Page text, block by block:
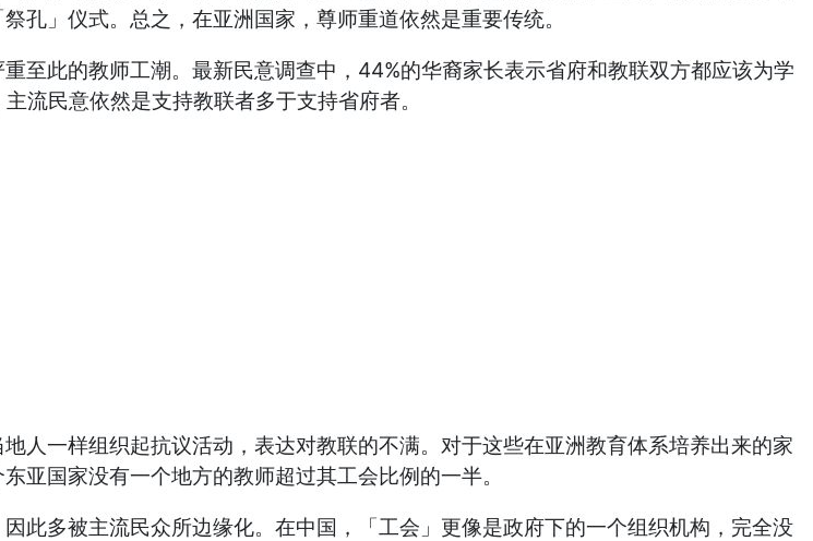
孔」仪式。总之，在亚洲国家，尊师重道依然是重要传统。
此的教师工潮。最新民意调查中，44%的华裔家长表示省府和教联双方都应该为学
流民意依然是支持教联者多于支持省府者。
一样组织起抗议活动，表达对教联的不满。对于这些在亚洲教育体系培养出来的家
亚国家没有一个地方的教师超过其工会比例的一半。
多被主流民众所边缘化。在中国，「工会」更像是政府下的一个组织机构，完全没